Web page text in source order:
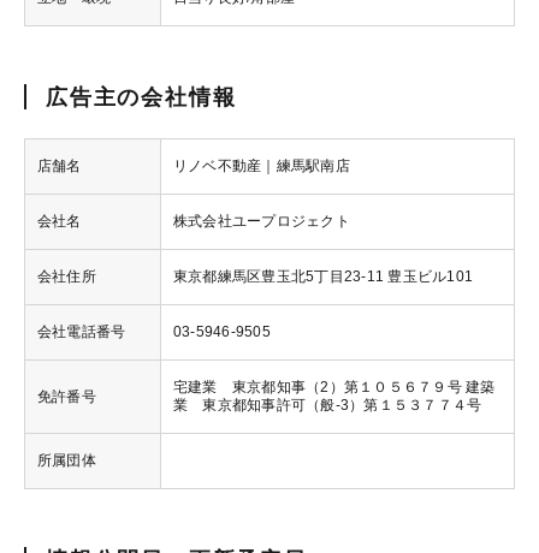
広告主の会社情報
店舗名 リノベ不動産｜練馬駅南店
会社名 株式会社ユープロジェクト
会社住所 東京都練馬区豊玉北5丁目23‐11 豊玉ビル101
会社電話番号 03-5946-9505
免許番号
宅建業 東京都知事（2）第１０５６７９号 建築
業 東京都知事許可（般-3）第１５３７７４号
所属団体